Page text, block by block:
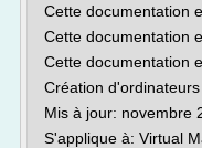
Cette documentation
Cette documentation
Cette documentation
Création
Mis à jour: novembre
S'applique à: Virtual